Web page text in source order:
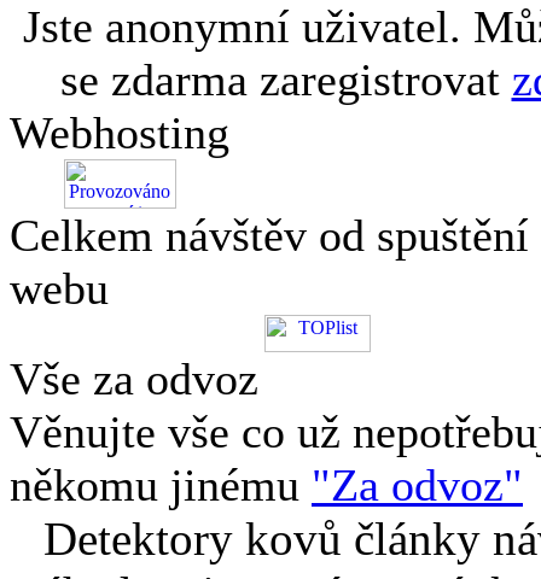
Jste anonymní uživatel.
se zdarma zaregistrovat
Webhosting
Celkem návštěv od spuštění
webu
Vše za odvoz
Věnujte vše co už
někomu jinému "Za odvoz"
Detektory kovů články